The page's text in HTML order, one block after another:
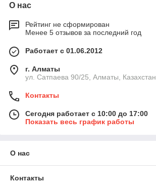
О нас
Рейтинг не сформирован
Менее 5 отзывов за последний год
Работает с 01.06.2012
г. Алматы
ул. Сатпаева 90/25, Алматы, Казахстан
Контакты
Сегодня работает с 10:00 до 17:00
Показать весь график работы
О нас
Контакты